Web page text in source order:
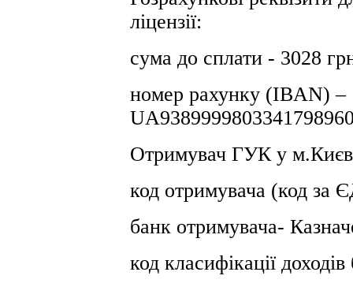
ліцензії:
сума до сплати - 3028
номер рахунку (IBAN) –
Отримувач ГУК у
код отримувача (код
банк отримувача-
код класифікації